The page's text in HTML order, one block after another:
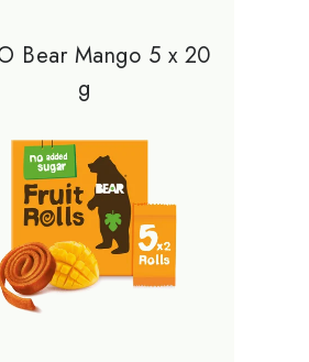
Bear Mango 5 x 20
g